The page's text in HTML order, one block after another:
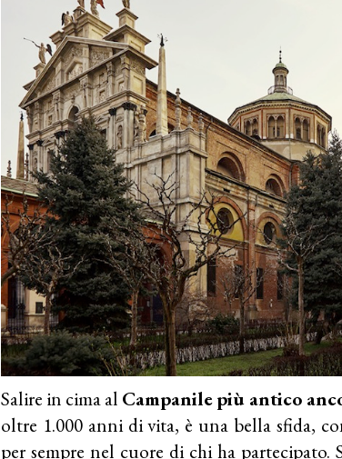
Salire in cima al Campanilepiù antico
oltre 1.000 anni di vita, è una bella sfida,
per sempre nel cuore di chi ha partecipato.